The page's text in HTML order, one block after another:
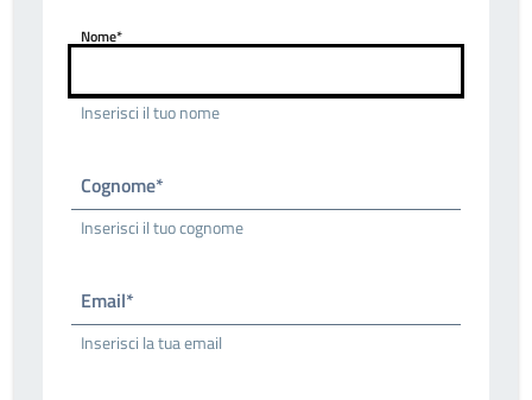
Nome*
Inserisci il tuo nome
Cognome*
Inserisci il tuo cognome
Email*
Inserisci la tua email